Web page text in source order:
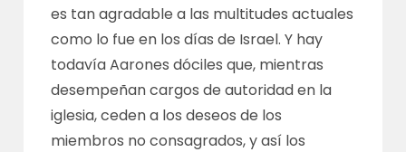
es tan agradable a las multitudes actuales
como lo fue en los días de Israel. Y hay
todavía Aarones dóciles que, mientras
desempeñan cargos de autoridad en la
iglesia, ceden a los deseos de los
miembros no consagrados, y así los